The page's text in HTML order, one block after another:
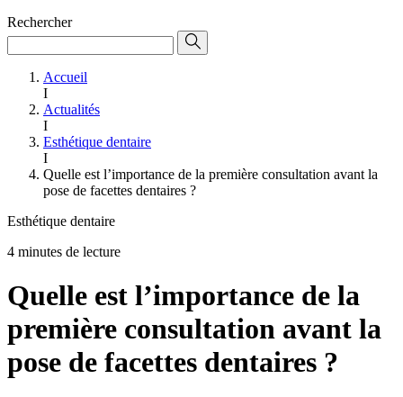
Rechercher
Accueil
I
Actualités
I
Esthétique dentaire
I
Quelle est l’importance de la première consultation avant la
pose de facettes dentaires ?
Esthétique dentaire
4 minutes de lecture
Quelle est l’importance de la
première consultation avant la
pose de facettes dentaires ?